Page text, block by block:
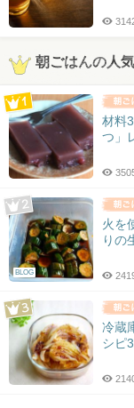
朝ごはんの人
材料
つ」
BLOG
火を
りの
冷蔵
シピ